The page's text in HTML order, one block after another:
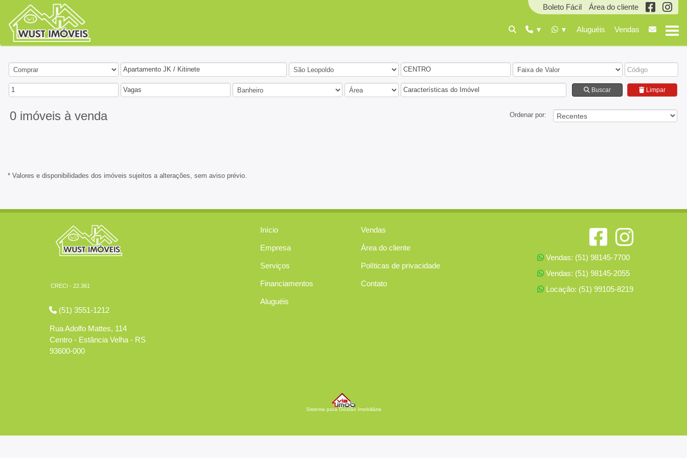
Boleto Fácil Área do cliente
Aluguéis Vendas
Apartamento JK / Kitinete CENTRO
1 Vagas Características do Imóvel Buscar Limpar
0 imóveis à venda Ordenar por:
* Valores e disponibilidades dos imóveis sujeitos a alterações, sem aviso prévio.
CRECI - 22.361
(51) 3551-1212
Rua Adolfo Mattes, 114
Centro - Estância Velha - RS
93600-000
Início
Empresa
Serviços
Financiamentos
Aluguéis
Vendas
Área do cliente
Políticas de privacidade
Contato
Vendas: (51) 98145-7700
Vendas: (51) 98145-2055
Locação: (51) 99105-8219
Sistema para Gestão Imobiliária